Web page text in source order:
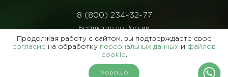
8 (800) 234-32-77
Бесплатно по России
Реквизиты:
ООО Агентство "Славянский Двор"
Продолжая работу с сайтом, вы подтверждаете свое
согласие на обработку персональных данных и файлов
cookie.
Хорошо